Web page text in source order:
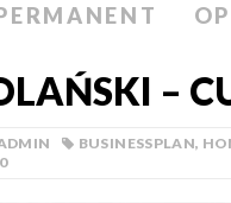
–
BUSINESSPLAN,
0